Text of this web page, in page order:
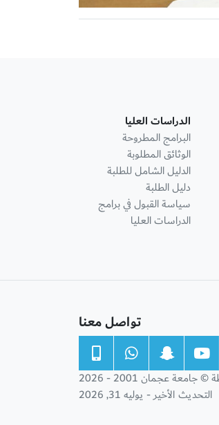
الدراسات العليا
البرامج المطروحة
الوثائق المطلوبة
الدليل الشامل للطلبة
دليل الطلبة
سياسة القبول في برامج
الدراسات العليا
تواصل معنا
عجمان 2001 - 2026
التحديث الأخير - يوليه 31, 2026